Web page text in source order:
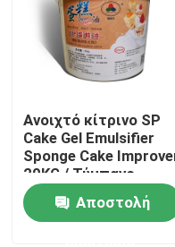
E471
Φυσικοί
Αποσταγμένο
Ανοιχτό κίτρινο SP
Cake Gel Emulsifier
Sponge Cake
20KG / Τύμπανο
Αποστολή